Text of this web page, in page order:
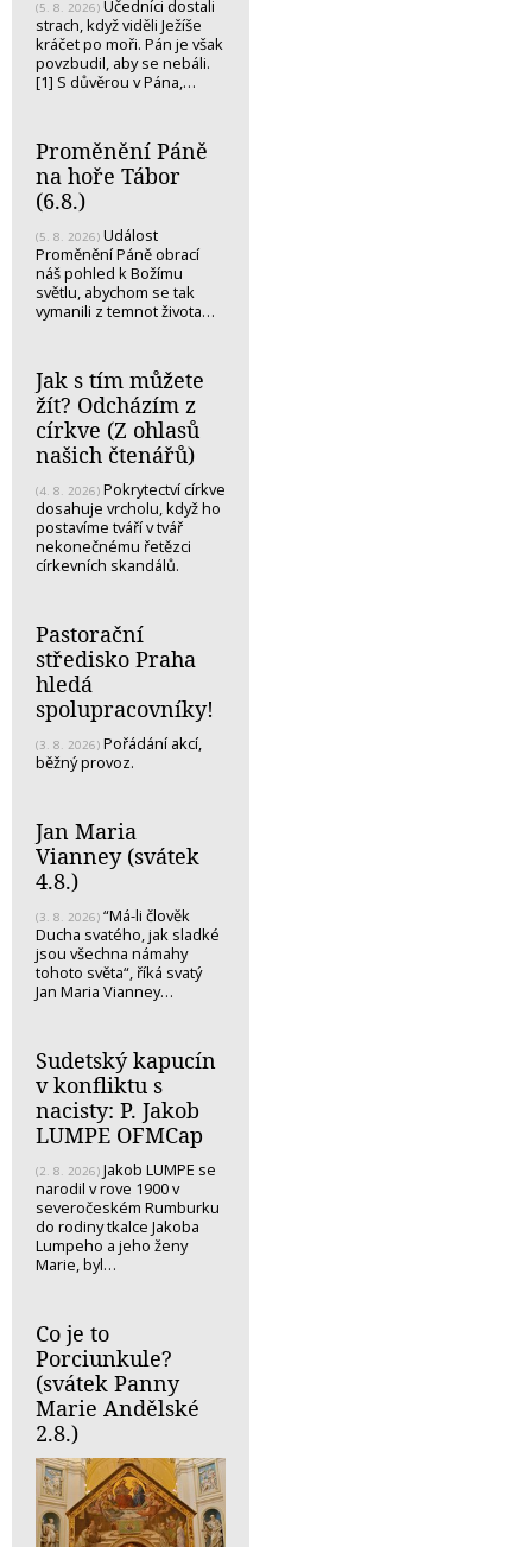
(5. 8. 2026) Učedníci dostali
strach, když viděli Ježíše
kráčet po moři. Pán je však
povzbudil, aby se nebáli.
[1] S důvěrou v Pána,…
Proměnění Páně
na hoře Tábor
(6.8.)
(5. 8. 2026) Událost
Proměnění Páně obrací
náš pohled k Božímu
světlu, abychom se tak
vymanili z temnot života…
Jak s tím můžete
žít? Odcházím z
církve (Z ohlasů
našich čtenářů)
(4. 8. 2026) Pokrytectví církve
dosahuje vrcholu, když ho
postavíme tváří v tvář
nekonečnému řetězci
církevních skandálů.
Pastorační
středisko Praha
hledá
spolupracovníky!
(3. 8. 2026) Pořádání akcí,
běžný provoz.
Jan Maria
Vianney (svátek
4.8.)
(3. 8. 2026) “Má-li člověk
Ducha svatého, jak sladké
jsou všechna námahy
tohoto světa“, říká svatý
Jan Maria Vianney…
Sudetský kapucín
v konfliktu s
nacisty: P. Jakob
LUMPE OFMCap
(2. 8. 2026) Jakob LUMPE se
narodil v rove 1900 v
severočeském Rumburku
do rodiny tkalce Jakoba
Lumpeho a jeho ženy
Marie, byl…
Co je to
Porciunkule?
(svátek Panny
Marie Andělské
2.8.)